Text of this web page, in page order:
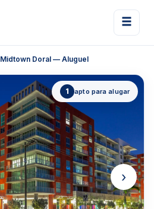
Midtown Doral — Aluguel
1 apto para alugar
›